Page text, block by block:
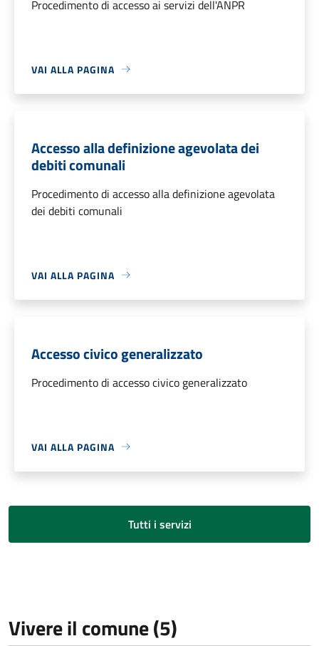
Procedimento di accesso ai servizi dell'ANPR
VAI ALLA PAGINA
Accesso alla definizione agevolata dei
debiti comunali
Procedimento di accesso alla definizione agevolata
dei debiti comunali
VAI ALLA PAGINA
Accesso civico generalizzato
Procedimento di accesso civico generalizzato
VAI ALLA PAGINA
Tutti i servizi
Vivere il comune (5)